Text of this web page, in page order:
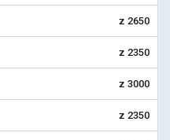
z 2650
z 2350
z 3000
z 2350